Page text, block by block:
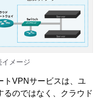
イメージ
トVPNサービスは、ユ
るのではなく、クラウド